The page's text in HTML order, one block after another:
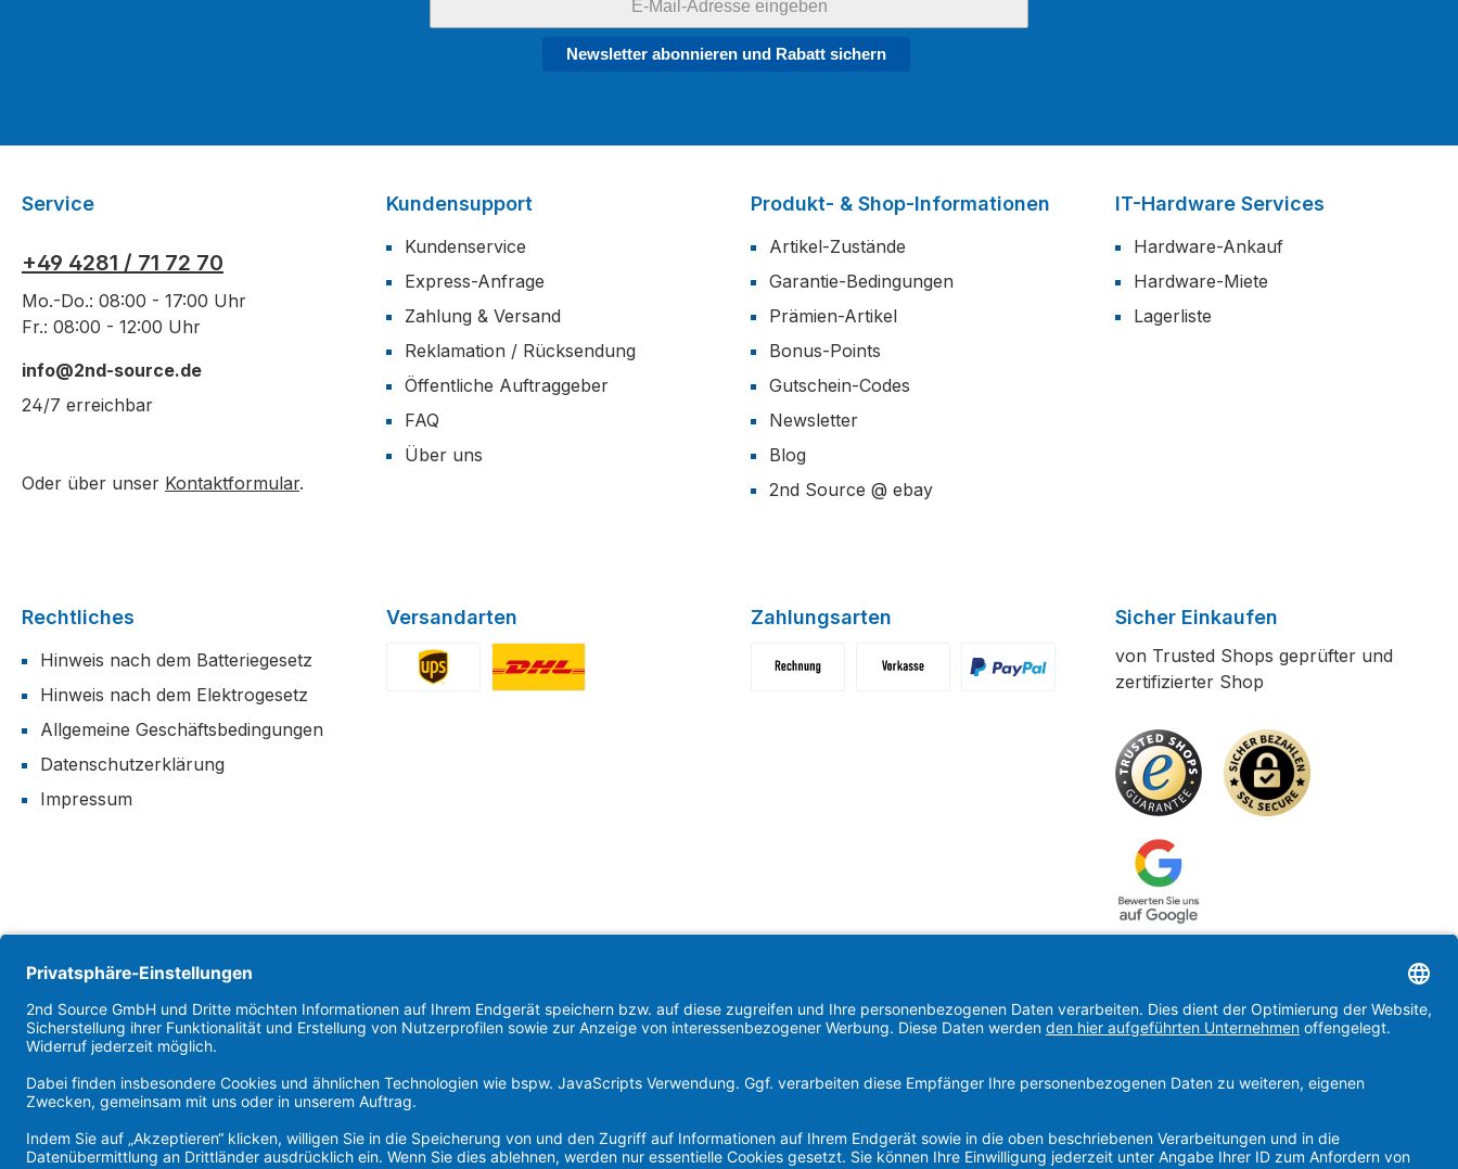
Newsletter abonnieren und Rabatt sichern
Service
+49 4281 / 71 72 70
Mo.-Do.: 08:00 - 17:00 Uhr
Fr.: 08:00 - 12:00 Uhr
info@2nd-source.de
24/7 erreichbar
Oder über unser Kontaktformular.
Kundensupport
Kundenservice
Express-Anfrage
Zahlung & Versand
Reklamation / Rücksendung
Öffentliche Auftraggeber
FAQ
Über uns
Produkt- & Shop-Informationen
Artikel-Zustände
Garantie-Bedingungen
Prämien-Artikel
Bonus-Points
Gutschein-Codes
Newsletter
Blog
2nd Source @ ebay
IT-Hardware Services
Hardware-Ankauf
Hardware-Miete
Lagerliste
Rechtliches
Hinweis nach dem Batteriegesetz
Hinweis nach dem Elektrogesetz
Allgemeine Geschäftsbedingungen
Datenschutzerklärung
Impressum
Versandarten Zahlungsarten Sicher Einkaufen
von Trusted Shops geprüfter und
zertifizierter Shop